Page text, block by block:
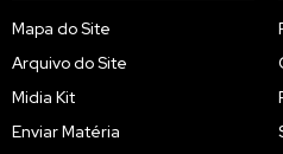
Mapa do Site
Arquivo do Site
Midia Kit
Enviar Matéria